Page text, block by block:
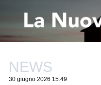
NEWS
30 giugno 2026 15:49